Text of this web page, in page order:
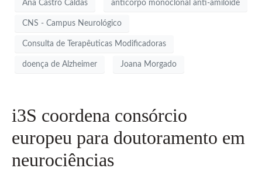
Ana Castro Caldas anticorpo monoclonal anti-amiloide
CNS - Campus Neurológico
Consulta de Terapêuticas Modificadoras
doença de Alzheimer Joana Morgado
i3S coordena consórcio
europeu para doutoramento em
neurociências